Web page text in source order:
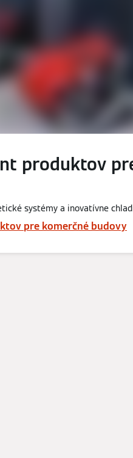
produktov
systémy a inovatívne
pre komerčné budovy